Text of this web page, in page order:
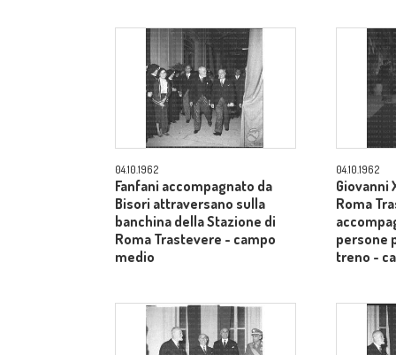
04.10.1962
Fanfani accompagnato da
Bisori attraversano sulla
banchina della Stazione di
Roma Trastevere - campo
medio
04.10.1962
Giovanni
Roma
persone
treno -